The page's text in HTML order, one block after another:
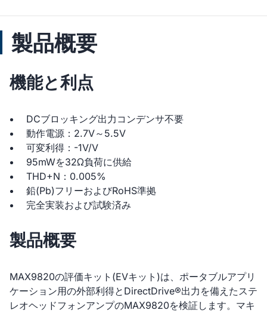
製品概要
機能と利点
DCブロッキング出力コンデンサ不要
動作電源：2.7V～5.5V
可変利得：-1V/V
95mWを32Ω負荷に供給
THD+N：0.005%
鉛(Pb)フリーおよびRoHS準拠
完全実装および試験済み
製品概要
MAX9820の評価キット(EVキット)は、ポータブルアプリ
ケーション用の外部利得とDirectDrive®出力を備えたステ
レオヘッドフォンアンプのMAX9820を検証します。マキ